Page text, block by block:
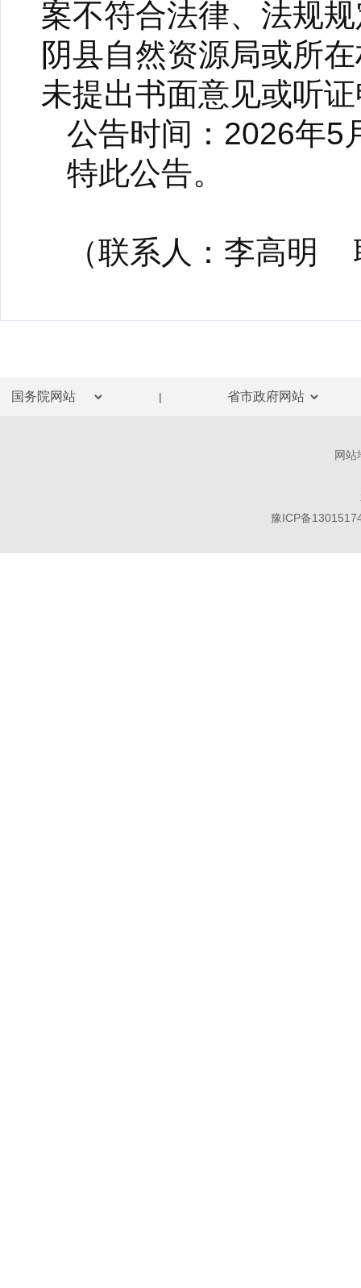
案不符合法律、法规
阴县自然资源局或所
未提出书面意见或听
公告时间：2026年5
特此公告。
（联系人：李高明
|
网站
豫ICP备